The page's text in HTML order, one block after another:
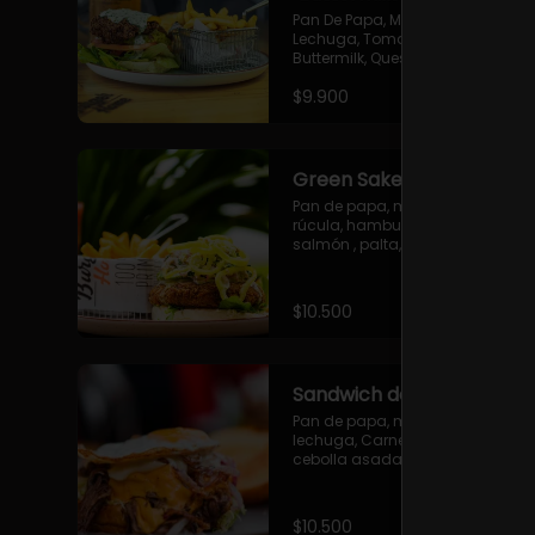
Pan De Papa, Mayonesa,
Lechuga, Tomate, Pollo Frito
Buttermilk, Queso Cheddar,
Ciboulette
$9.900
Green Sake Burger
Pan de papa, mayonesa,
rúcula, hamburguesa de
salmón , palta, ensaladilla de
$10.500
Sandwich de Mechada
Pan de papa, mayonesa,
lechuga, Carne mechada,
cebolla asada, queso cheddar,
$10.500